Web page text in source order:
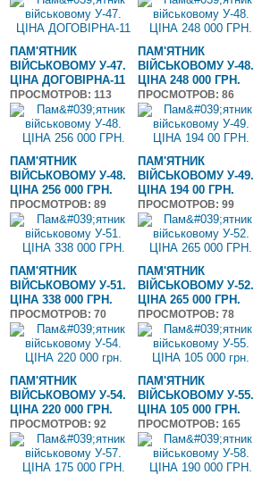
ПАМ'ЯТНИК
ВІЙСЬКОВОМУ У-47.
ЦІНА ДОГОВІРНА-11
ПРОСМОТРОВ: 113
ПАМ'ЯТНИК
ВІЙСЬКОВОМУ У-48.
ЦІНА 248 000 ГРН.
ПРОСМОТРОВ: 86
ПАМ'ЯТНИК
ВІЙСЬКОВОМУ У-48.
ЦІНА 256 000 ГРН.
ПРОСМОТРОВ: 89
ПАМ'ЯТНИК
ВІЙСЬКОВОМУ У-49.
ЦІНА 194 00 ГРН.
ПРОСМОТРОВ: 99
ПАМ'ЯТНИК
ВІЙСЬКОВОМУ У-51.
ЦІНА 338 000 ГРН.
ПРОСМОТРОВ: 70
ПАМ'ЯТНИК
ВІЙСЬКОВОМУ У-52.
ЦІНА 265 000 ГРН.
ПРОСМОТРОВ: 78
ПАМ'ЯТНИК
ВІЙСЬКОВОМУ У-54.
ЦІНА 220 000 ГРН.
ПРОСМОТРОВ: 92
ПАМ'ЯТНИК
ВІЙСЬКОВОМУ У-55.
ЦІНА 105 000 ГРН.
ПРОСМОТРОВ: 165